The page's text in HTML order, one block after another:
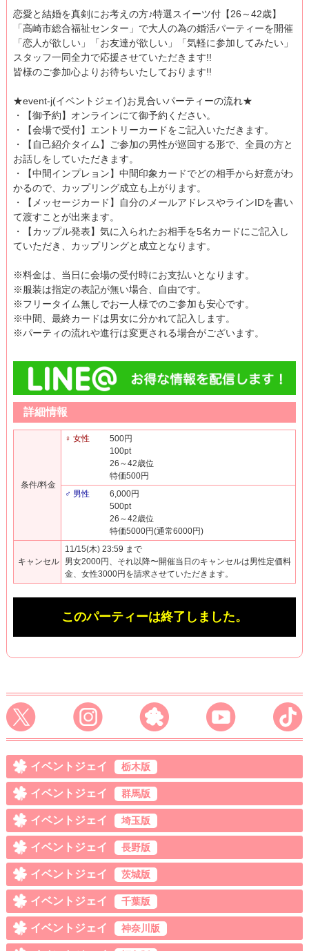
恋愛と結婚を真剣にお考えの方♪特選スイーツ付【26～42歳】
「高崎市総合福祉センター」で大人の為の婚活パーティーを開催
「恋人が欲しい」「お友達が欲しい」「気軽に参加してみたい」
スタッフ一同全力で応援させていただきます!!
皆様のご参加心よりお待ちいたしております!!
★event-j(イベントジェイ)お見合いパーティーの流れ★
・【御予約】オンラインにて御予約ください。
・【会場で受付】エントリーカードをご記入いただきます。
・【自己紹介タイム】ご参加の男性が巡回する形で、全員の方と
お話しをしていただきます。
・【中間インプレョン】中間印象カードでどの相手から好意がわ
かるので、カップリング成立も上がります。
・【メッセージカード】自分のメールアドレスやラインIDを書い
て渡すことが出来ます。
・【カップル発表】気に入られたお相手を5名カードにご記入し
ていただき、カップリングと成立となります。
※料金は、当日に会場の受付時にお支払いとなります。
※服装は指定の表記が無い場合、自由です。
※フリータイム無しでお一人様でのご参加も安心です。
※中間、最終カードは男女に分かれて記入します。
※パーティの流れや進行は変更される場合がございます。
詳細情報
条件/料金
♀ 女性
500円
100pt
26～42歳位
特価500円
♂ 男性
6,000円
500pt
26～42歳位
特価5000円(通常6000円)
キャンセル
11/15(木) 23:59 まで
男女2000円、それ以降〜開催当日のキャンセルは男性定価料
金、女性3000円を請求させていただきます。
このパーティーは終了しました。
イベントジェイ 栃木版
イベントジェイ 群馬版
イベントジェイ 埼玉版
イベントジェイ 長野版
イベントジェイ 茨城版
イベントジェイ 千葉版
イベントジェイ 神奈川版